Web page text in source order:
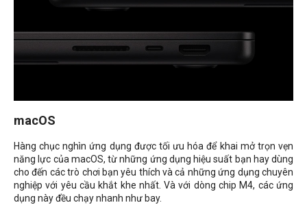
macOS
Hàng chục nghìn ứng dụng được tối ưu hóa để khai mở trọn vẹn
năng lực của macOS, từ những ứng dụng hiệu suất bạn hay dùng
cho đến các trò chơi bạn yêu thích và cả những ứng dụng chuyên
nghiệp với yêu cầu khắt khe nhất. Và với dòng chip M4, các ứng
dụng này đều chạy nhanh như bay.